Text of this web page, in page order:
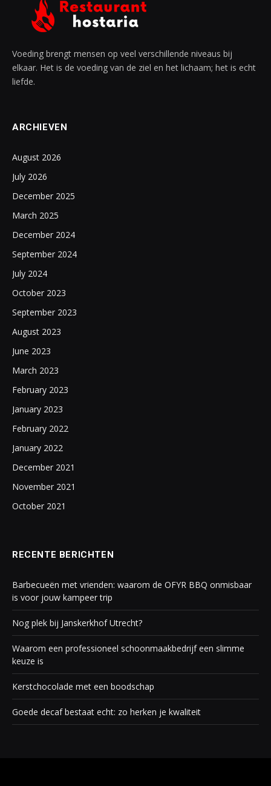
Voeding brengt mensen op veel verschillende niveaus bij
elkaar. Het is de voeding van de ziel en het lichaam; het is echt
liefde.
ARCHIEVEN
August 2026
July 2026
December 2025
March 2025
December 2024
September 2024
July 2024
October 2023
September 2023
August 2023
June 2023
March 2023
February 2023
January 2023
February 2022
January 2022
December 2021
November 2021
October 2021
RECENTE BERICHTEN
Barbecueën met vrienden: waarom de OFYR BBQ onmisbaar
is voor jouw kampeer trip
Nog plek bij Janskerkhof Utrecht?
Waarom een professioneel schoonmaakbedrijf een slimme
keuze is
Kerstchocolade met een boodschap
Goede decaf bestaat echt: zo herken je kwaliteit